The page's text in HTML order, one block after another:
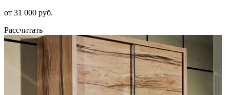
от 31 000 руб.
Рассчитать